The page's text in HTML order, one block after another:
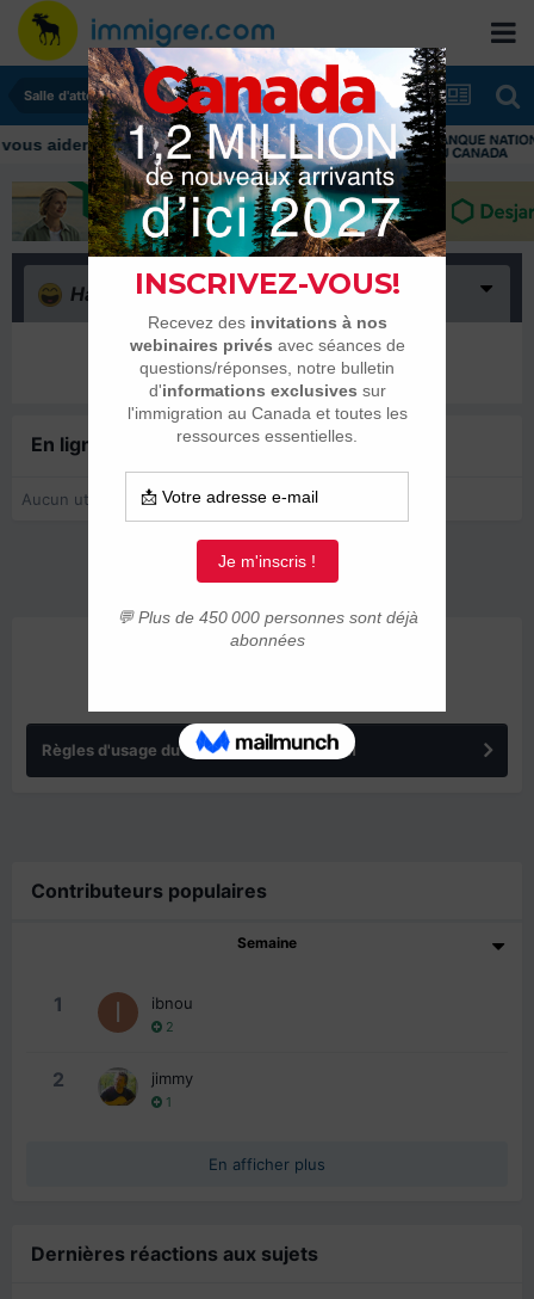
Salle d'attente - échanges de dates
Haha (0)
Il n’y a encore rien ici
En ligne récemment0 membre est en ligne
Aucun utilisateur enregistré regarde cette page.
Règles d'usage du forum IMMIGRER.COM
Contributeurs populaires
Semaine
1 ibnou
2
2 jimmy
1
En afficher plus
Dernières réactions aux sujets